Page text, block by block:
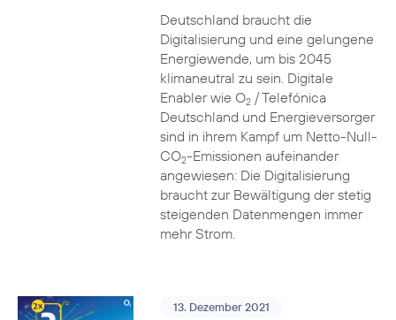
Deutschland braucht die
Digitalisierung und eine gelungene
Energiewende, um bis 2045
klimaneutral zu sein. Digitale
Enabler wie O2/ Telefónica
Deutschland und Energieversorger
sind in ihrem Kampf um Netto-Null-
CO2-Emissionen aufeinander
angewiesen: Die Digitalisierung
braucht zur Bewältigung der stetig
steigenden Datenmengen immer
mehr Strom.
13. Dezember 2021